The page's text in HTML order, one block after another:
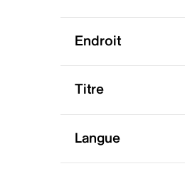
Endroit
Titre
Langue